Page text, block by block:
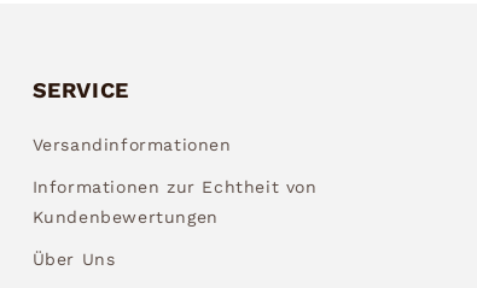
SERVICE
Versandinformationen
Informationen zur Echtheit von
Kundenbewertungen
Über Uns